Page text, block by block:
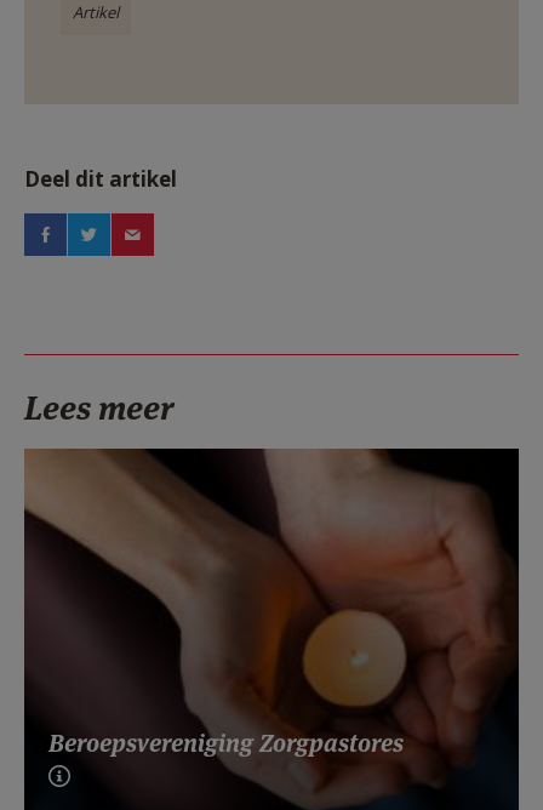
Artikel
Deel dit artikel
Lees meer
Beroepsvereniging Zorgpastores